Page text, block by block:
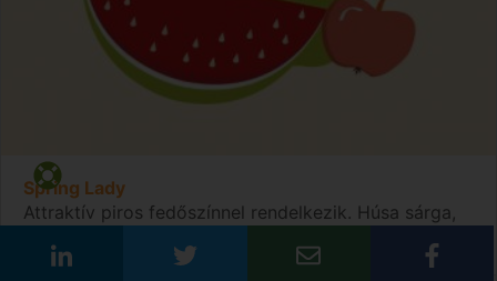
Spring Lady
Attraktív piros fedőszínnel rendelkezik. Húsa sárga,